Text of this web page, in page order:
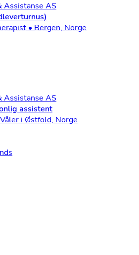
Assistanse AS
• Bergen, Norge
Assistanse AS er en norskeid
Assistanse AS
assistent
i Østfold, Norge